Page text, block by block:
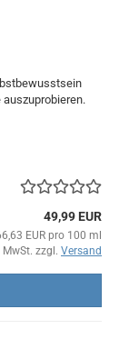
49,99 EUR
EUR pro 100 ml
MwSt. zzgl. Versand